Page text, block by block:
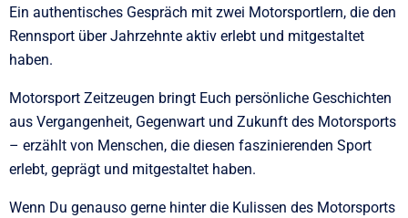
Ein authentisches Gespräch mit zwei Motorsportlern, die den
Rennsport über Jahrzehnte aktiv erlebt und mitgestaltet
haben.
Motorsport Zeitzeugen bringt Euch persönliche Geschichten
aus Vergangenheit, Gegenwart und Zukunft des Motorsports
– erzählt von Menschen, die diesen faszinierenden Sport
erlebt, geprägt und mitgestaltet haben.
Wenn Du genauso gerne hinter die Kulissen des Motorsports